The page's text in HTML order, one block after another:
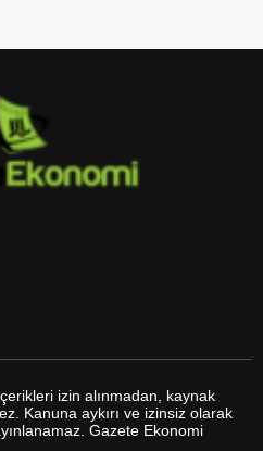
abone olarak, tarafınıza haber,
izin alınmadan, kaynak
Kanuna aykırı ve izinsiz olarak
Gazete Ekonomi